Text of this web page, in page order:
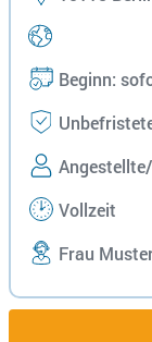
Beginn:
Vollzeit
Frau